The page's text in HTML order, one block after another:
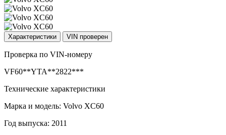
Характеристики VIN проверен
Проверка по VIN-номеру
VF60**YTA**2822***
Технические характеристики
Марка и модель: Volvo XC60
Год выпуска: 2011